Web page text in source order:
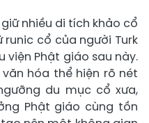
nhiều di tích khảo cổ
cổ của người Turk
Phật giáo sau này.
hóa thể hiện rõ nét
du mục cổ xưa,
Phật giáo cùng tồn